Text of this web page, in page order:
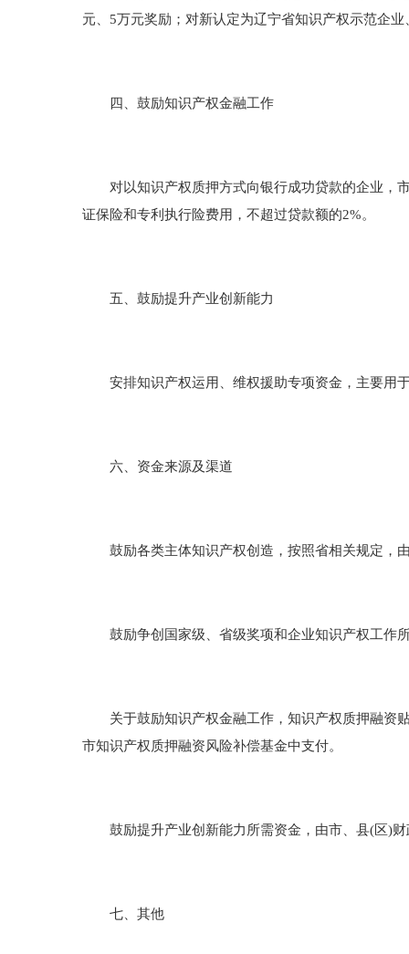
元、5万元奖励；对新认定为辽宁省知识产权示范企
四、鼓励知识产权金融工作
对以知识产权质押方式向银行成功贷款的企业，市
证保险和专利执行险费用，不超过贷款额的2%。
五、鼓励提升产业创新能力
安排知识产权运用、维权援助专项资金，主要用于
六、资金来源及渠道
鼓励各类主体知识产权创造，按照省相关规定，
鼓励争创国家级、省级奖项和企业知识产权工作
关于鼓励知识产权金融工作，知识产权质押融资贴
市知识产权质押融资风险补偿基金中支付。
鼓励提升产业创新能力所需资金，由市、县(区)财
七、其他